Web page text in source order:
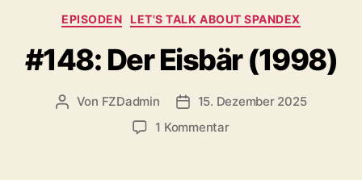
Kategorien
EPISODEN LET'S TALK ABOUT SPANDEX
#148: Der Eisbär (1998)
Beitragsautor
Von FZDadmin Veröffentlichungsdatum
15. Dezember 2025
1 Kommentarzu